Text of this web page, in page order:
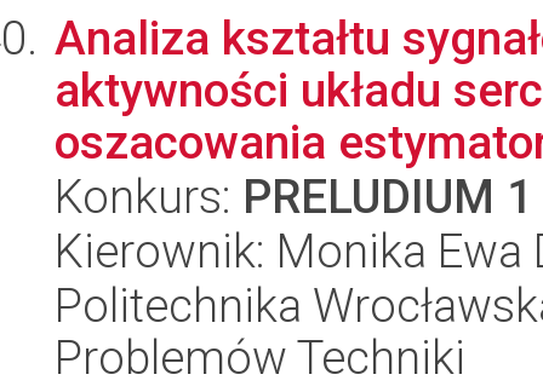
Analiza kształtu
aktywności układu
oszacowania
Konkurs: PRELUDIUM 1
Kierownik: Monika Ewa
Politechnika
Problemów Techniki